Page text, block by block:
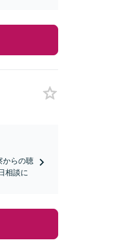
からの聴
相談に